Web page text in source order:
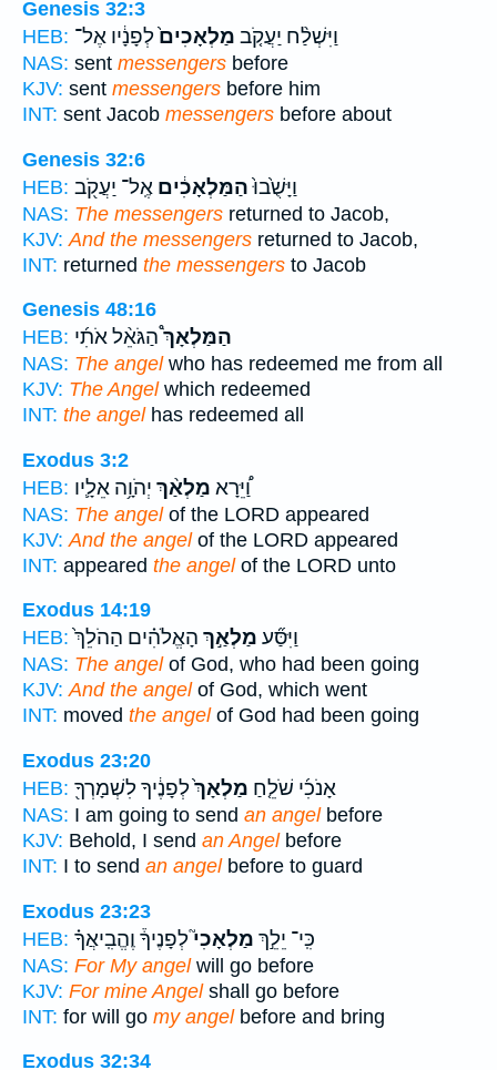
Genesis 32:3
HEB:
וַיִּשְׁלַ֨ח יַעֲקֹ֤ב מַלְאָכִים֙לְפָנָ֔יו אֶל־
NAS: sent messengers before
KJV: sent messengers before him
INT: sent Jacob messengers before about
Genesis 32:6
HEB:
וַיָּשֻׁ֙בוּ֙הַמַּלְאָכִ֔ים אֶֽל־ יַעֲקֹ֖ב
NAS: The messengers returned to Jacob,
KJV: And the messengers returned to Jacob,
INT: returned the messengers to Jacob
Genesis 48:16
HEB:
הַמַּלְאָךְ֩הַגֹּאֵ֨ל אֹתִ֜י
NAS: The angelwho has redeemed me from all
KJV: The Angelwhich redeemed
INT: the angelhas redeemed all
Exodus 3:2
HEB:
וַ֠יֵּרָא מַלְאַ֨ךְ יְהֹוָ֥ה אֵלָ֛יו
NAS: The angelof the LORD appeared
KJV: And the angelof the LORD appeared
INT: appeared the angelof the LORD unto
Exodus 14:19
HEB:
וַיִּסַּ֞ע מַלְאַ֣ךְ הָאֱלֹהִ֗ים הַהֹלֵךְ֙
NAS: The angelof God, who had been going
KJV: And the angelof God, which went
INT: moved the angelof God had been going
Exodus 23:20
HEB:
אָנֹכִ֜י שֹׁלֵ֤חַ מַלְאָךְ֙לְפָנֶ֔יךָ לִשְׁמָרְךָ֖
NAS: I am going to send an angelbefore
KJV: Behold, I send an Angelbefore
INT: I to send an angelbefore to guard
Exodus 23:23
HEB:
כִּֽי־ יֵלֵ֣ךְ מַלְאָכִי֮לְפָנֶיךָ֒ וֶהֱבִֽיאֲךָ֗
NAS: For My angelwill go before
KJV: For mine Angelshall go before
INT: for will go my angelbefore and bring
Exodus 32:34